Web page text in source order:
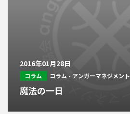
2016年01月28日
コラム コラム - アンガーマネジメント
魔法の一日